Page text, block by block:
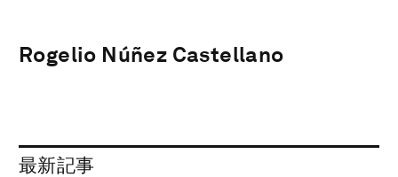
Rogelio Núñez Castellano
最新記事